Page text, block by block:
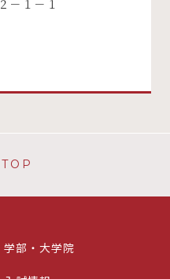
－１－１
学部・大学院